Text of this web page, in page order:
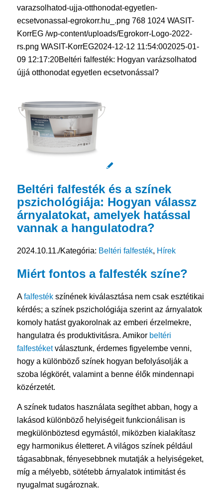
varazsolhatod-ujja-otthonodat-egyetlen-
ecsetvonassal-egrokorr.hu_.png 768 1024 WASIT-
KorrEG /wp-content/uploads/Egrokorr-Logo-2022-
rs.png WASIT-KorrEG2024-12-12 11:54:002025-01-
09 12:17:20Beltéri falfesték: Hogyan varázsolhatod
újjá otthonodat egyetlen ecsetvonással?
Beltéri falfesték és a színek
pszichológiája: Hogyan válassz
árnyalatokat, amelyek hatással
vannak a hangulatodra?
2024.10.11./Kategória: Beltéri falfesték, Hírek
Miért fontos a falfestékszíne?
Afalfestékszínének kiválasztása nem csak esztétikai
kérdés; a színek pszichológiája szerint az árnyalatok
komoly hatást gyakorolnak az emberi érzelmekre,
hangulatra és produktivitásra. Amikor beltéri
falfestéketválasztunk, érdemes figyelembe venni,
hogy a különböző színek hogyan befolyásolják a
szoba légkörét, valamint a benne élők mindennapi
közérzetét.
A színek tudatos használata segíthet abban, hogy a
lakásod különböző helyiségeit funkcionálisan is
megkülönböztesd egymástól, miközben kialakítasz
egy harmonikus életteret. A világos színek például
tágasabbnak, fényesebbnek mutatják a helyiségeket,
míg a mélyebb, sötétebb árnyalatok intimitást és
nyugalmat sugároznak.